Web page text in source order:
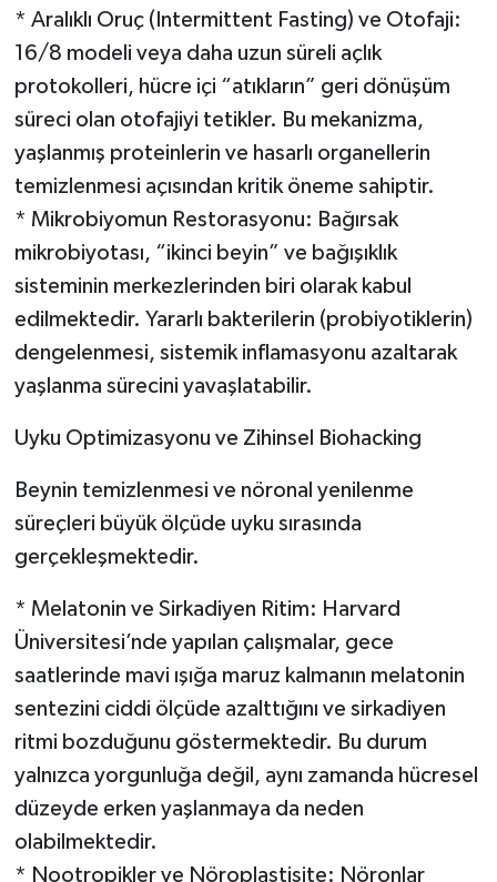
* Aralıklı Oruç (Intermittent Fasting) ve Otofaji:
16/8 modeli veya daha uzun süreli açlık
protokolleri, hücre içi “atıkların” geri dönüşüm
süreci olan otofajiyi tetikler. Bu mekanizma,
yaşlanmış proteinlerin ve hasarlı organellerin
temizlenmesi açısından kritik öneme sahiptir.
* Mikrobiyomun Restorasyonu: Bağırsak
mikrobiyotası, “ikinci beyin” ve bağışıklık
sisteminin merkezlerinden biri olarak kabul
edilmektedir. Yararlı bakterilerin (probiyotiklerin)
dengelenmesi, sistemik inflamasyonu azaltarak
yaşlanma sürecini yavaşlatabilir.
Uyku Optimizasyonu ve Zihinsel Biohacking
Beynin temizlenmesi ve nöronal yenilenme
süreçleri büyük ölçüde uyku sırasında
gerçekleşmektedir.
* Melatonin ve Sirkadiyen Ritim: Harvard
Üniversitesi’nde yapılan çalışmalar, gece
saatlerinde mavi ışığa maruz kalmanın melatonin
sentezini ciddi ölçüde azalttığını ve sirkadiyen
ritmi bozduğunu göstermektedir. Bu durum
yalnızca yorgunluğa değil, aynı zamanda hücresel
düzeyde erken yaşlanmaya da neden
olabilmektedir.
* Nootropikler ve Nöroplastisite: Nöronlar